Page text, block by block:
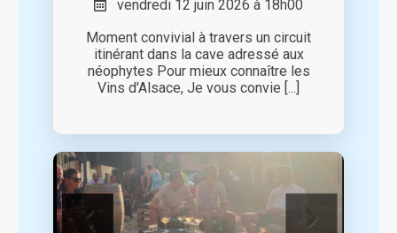
vendredi 12 juin 2026 à 18h00
Moment convivial à travers un circuit
itinérant dans la cave adressé aux
néophytes Pour mieux connaître les
Vins d'Alsace, Je vous convie [...]